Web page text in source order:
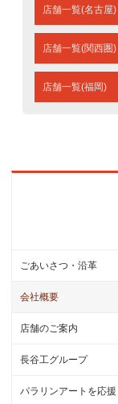
店舗一覧(名古屋)
店舗一覧(関西圏)
店舗一覧(福岡)
ごあいさつ・沿革
会社概要
店舗のご案内
長谷工グループ
パラリンアートを応